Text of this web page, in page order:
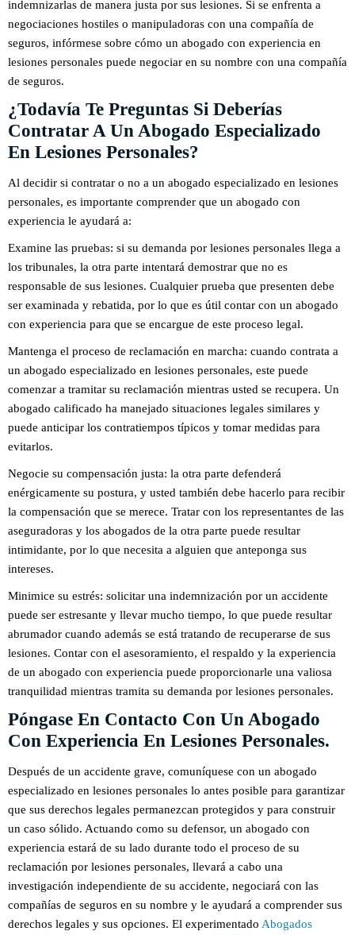
indemnizarlas de manera justa por sus lesiones. Si se enfrenta a
negociaciones hostiles o manipuladoras con una compañía de
seguros, infórmese sobre cómo un abogado con experiencia en
lesiones personales puede negociar en su nombre con una compañía
de seguros.
¿Todavía Te Preguntas Si Deberías
Contratar A Un Abogado Especializado
En Lesiones Personales?
Al decidir si contratar o no a un abogado especializado en lesiones
personales, es importante comprender que un abogado con
experiencia le ayudará a:
Examine las pruebas: si su demanda por lesiones personales llega a
los tribunales, la otra parte intentará demostrar que no es
responsable de sus lesiones. Cualquier prueba que presenten debe
ser examinada y rebatida, por lo que es útil contar con un abogado
con experiencia para que se encargue de este proceso legal.
Mantenga el proceso de reclamación en marcha: cuando contrata a
un abogado especializado en lesiones personales, este puede
comenzar a tramitar su reclamación mientras usted se recupera. Un
abogado calificado ha manejado situaciones legales similares y
puede anticipar los contratiempos típicos y tomar medidas para
evitarlos.
Negocie su compensación justa: la otra parte defenderá
enérgicamente su postura, y usted también debe hacerlo para recibir
la compensación que se merece. Tratar con los representantes de las
aseguradoras y los abogados de la otra parte puede resultar
intimidante, por lo que necesita a alguien que anteponga sus
intereses.
Minimice su estrés: solicitar una indemnización por un accidente
puede ser estresante y llevar mucho tiempo, lo que puede resultar
abrumador cuando además se está tratando de recuperarse de sus
lesiones. Contar con el asesoramiento, el respaldo y la experiencia
de un abogado con experiencia puede proporcionarle una valiosa
tranquilidad mientras tramita su demanda por lesiones personales.
Póngase En Contacto Con Un Abogado
Con Experiencia En Lesiones Personales.
Después de un accidente grave, comuníquese con un abogado
especializado en lesiones personales lo antes posible para garantizar
que sus derechos legales permanezcan protegidos y para construir
un caso sólido. Actuando como su defensor, un abogado con
experiencia estará de su lado durante todo el proceso de su
reclamación por lesiones personales, llevará a cabo una
investigación independiente de su accidente, negociará con las
compañías de seguros en su nombre y le ayudará a comprender sus
derechos legales y sus opciones. El experimentado Abogados